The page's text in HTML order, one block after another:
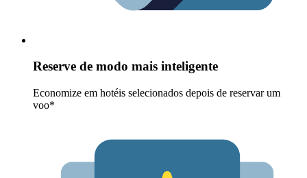
Reserve de modo mais inteligente
Economize em hotéis selecionados depois de reservar um
voo*